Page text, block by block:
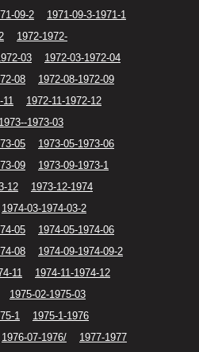
09-2
1971-09-3-1971-1
1972-1972-
03
1972-03-1972-04
08
1972-08-1972-09
11
1972-11-1972-12
1973--1973-03
05
1973-05-1973-06
09
1973-09-1973-1
12
1973-12-1974
1974-03-1974-03-2
05
1974-05-1974-06
08
1974-09-1974-09-2
11
1974-11-1974-12
1975-02-1975-03
1
1975-1-1976
1976-07-1976/
1977-1977